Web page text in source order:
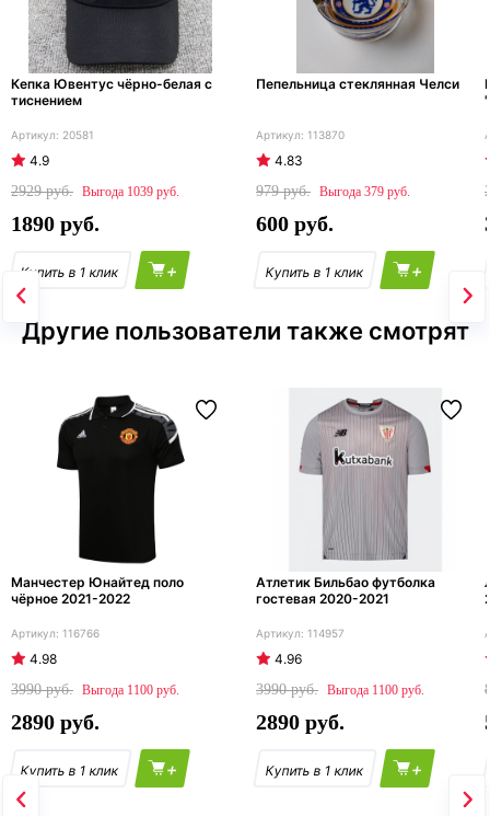
Кепка Ювентус чёрно-белая с
тиснением
20581
4.9
2929
1039
1890
+
Пепельница стеклянная Челси
113870
4.83
979
379
600
+
Другие пользователи также смотрят
Манчестер Юнайтед поло
чёрное 2021-2022
116766
4.98
3990
1100
2890
+
Атлетик Бильбао футболка
гостевая 2020-2021
114957
4.96
3990
1100
2890
+